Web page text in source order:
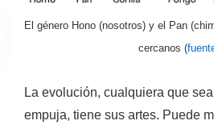
El género Hono (nosotros) y el Pan
cercanos (
La evolución, cualquiera que
empuja, tiene sus artes. Puede